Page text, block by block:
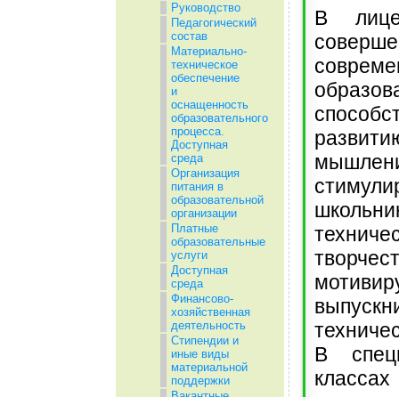
Руководство
Педагогический
состав
Материально-
техническое
обеспечение
и
оснащенность
образовательного
процесса.
Доступная
среда
Организация
питания в
образовательной
организации
Платные
образовательные
услуги
Доступная
среда
Финансово-
хозяйственная
деятельность
Стипендии и
иные виды
материальной
поддержки
В
В